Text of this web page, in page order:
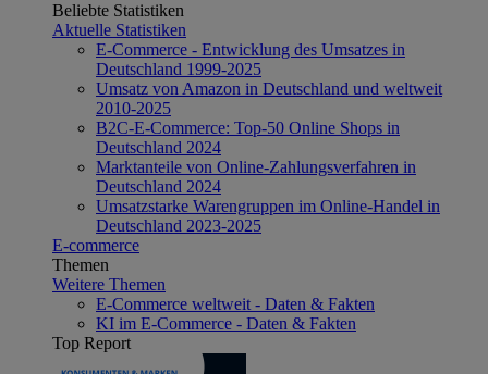
Beliebte Statistiken
Aktuelle Statistiken
E-Commerce - Entwicklung des Umsatzes in
Deutschland 1999-2025
Umsatz von Amazon in Deutschland und weltweit
2010-2025
B2C-E-Commerce: Top-50 Online Shops in
Deutschland 2024
Marktanteile von Online-Zahlungsverfahren in
Deutschland 2024
Umsatzstarke Warengruppen im Online-Handel in
Deutschland 2023-2025
E-commerce
Themen
Weitere Themen
E-Commerce weltweit - Daten & Fakten
KI im E-Commerce - Daten & Fakten
Top Report